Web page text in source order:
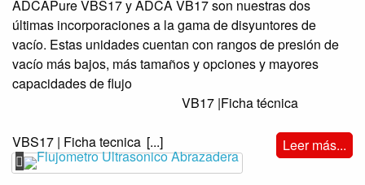
ADCAPure VBS17 y ADCA VB17 son nuestras dos
últimas incorporaciones a la gama de disyuntores de
vacío. Estas unidades cuentan con rangos de presión de
vacío más bajos, más tamaños y opciones y mayores
capacidades de flujo
VB17 |Ficha técnica
VBS17 | Ficha tecnica [...] Leer más...